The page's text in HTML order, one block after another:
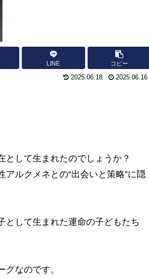
LINE コピー
2025.06.18 2025.06.16
として生まれたのでしょうか？
アルクメネとの“出会いと策略”に隠
として生まれた運命の子どもたち
なのです。